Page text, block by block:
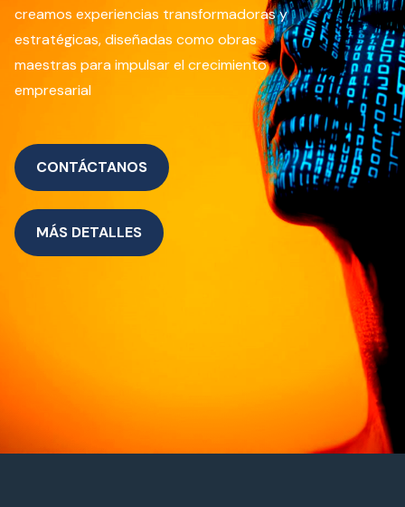
creamos experiencias transformadoras y
estratégicas, diseñadas como obras
maestras para impulsar el crecimiento
empresarial
CONTÁCTANOS
MÁS DETALLES